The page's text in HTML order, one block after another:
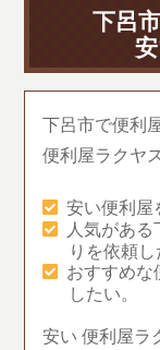
下呂
下呂市で便利
便利屋ラクヤス
安い便利屋
人気があ
りを依頼し
おすすめ
したい。
安い 便利屋ラ